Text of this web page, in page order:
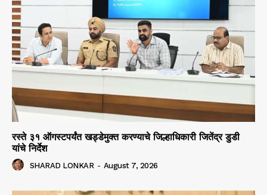
रस्ते ३१ ऑगस्टपर्यंत खड्डेमुक्त करण्याचे जिल्हाधिकारी जितेंद्र डुडी
यांचे निर्देश
SHARAD LONKAR - August 7, 2026